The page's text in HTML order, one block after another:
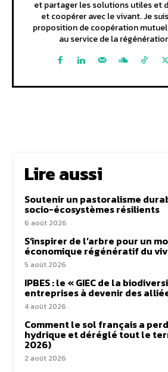
et partager les solutions utiles et
et coopérer avec le vivant. Je
proposition de coopération
au service de la
Lire aussi
Soutenir un pastoralisme
socio-écosystèmes résilients
6 août 2026
S’inspirer de l’arbre pour un
économique régénératif du
5 août 2026
IPBES : le « GIEC de la
entreprises à devenir des
4 août 2026
Comment le sol français a
hydrique et déréglé tout le
2026)
2 août 2026